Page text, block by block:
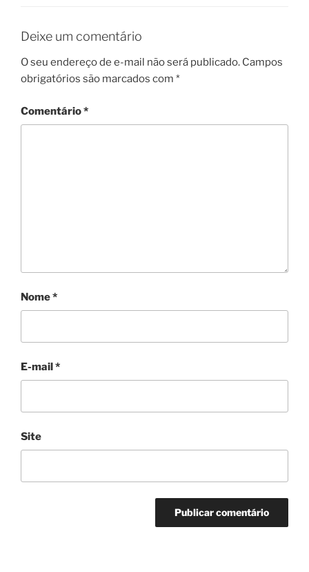
Deixe um comentário
O seu endereço de e-mail não será publicado. Campos
obrigatórios são marcados com *
Comentário*
Nome*
E-mail*
Site